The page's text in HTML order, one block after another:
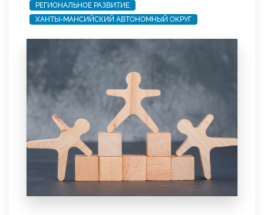
РЕГИОНАЛЬНОЕ РАЗВИТИЕ
ХАНТЫ-МАНСИЙСКИЙ АВТОНОМНЫЙ ОКРУГ